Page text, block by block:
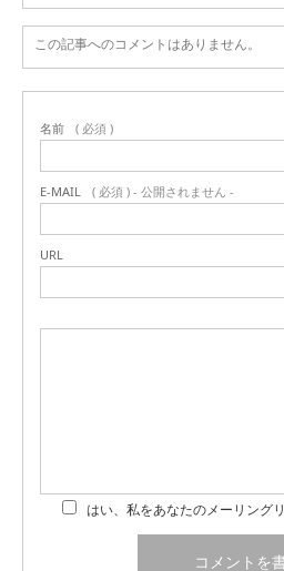
この記事へのコメントはありません。
名前 ( 必須 )
E-MAIL ( 必須 ) - 公開されません -
URL
はい、私をあなたのメーリング